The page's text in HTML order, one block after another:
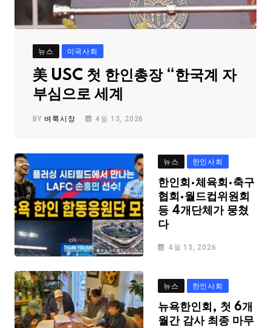
뉴스 미국사회
美 USC 첫 한인총장 “한국계 자
부심으로 세계
BY 벼룩시장 4월 13, 2026
뉴스 한인사회
한인회·체육회·축구
협회·월드컵위원회
등 4개단체가 뭉쳤
다
4월 13, 2026
뉴스 한인사회
뉴욕한인회, 첫 6개
월간 감사 최종 마무